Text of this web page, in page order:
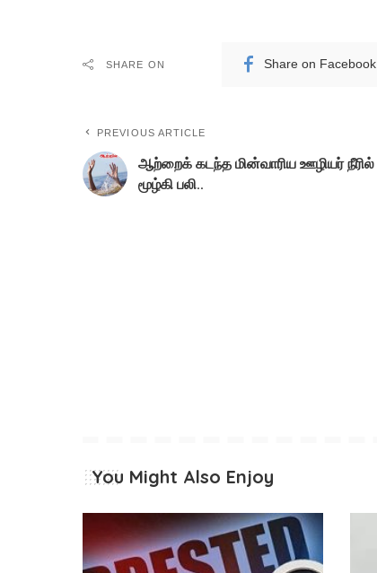
SHARE ON Share on Facebook
PREVIOUS ARTICLE
ஆற்றைக் கடந்த மின்வாரிய ஊழியர் நீரில்
மூழ்கி பலி..
You Might Also Enjoy